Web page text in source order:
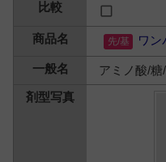
ワ
アミノ酸/